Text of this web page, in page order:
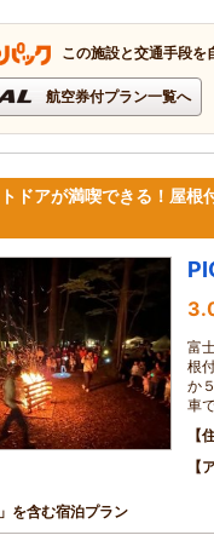
この施設と交通手段を
航空券付プラン一覧へ
ドアが満喫できる！屋根
富
根
か
車
を含む宿泊プラン